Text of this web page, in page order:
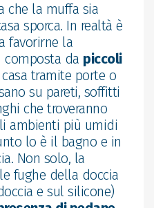
che la muffa sia
sporca. In realtà è
favorirne la
composta da piccoli
tramite porte o
su pareti, soffitti
che troveranno
ambienti più umidi
lo è il bagno e in
Non solo, la
fughe della doccia
e sul silicone)